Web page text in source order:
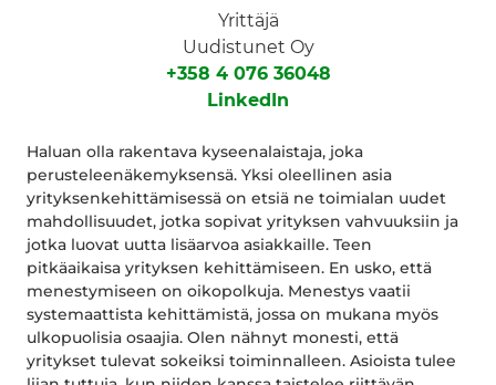
Yrittäjä
Uudistunet Oy
+358 4 076 36048
LinkedIn
Haluan olla rakentava kyseenalaistaja, joka
perusteleenäkemyksensä. Yksi oleellinen asia
yrityksenkehittämisessä on etsiä ne toimialan uudet
mahdollisuudet, jotka sopivat yrityksen vahvuuksiin ja
jotka luovat uutta lisäarvoa asiakkaille. Teen
pitkäaikaisa yrityksen kehittämiseen. En usko, että
menestymiseen on oikopolkuja. Menestys vaatii
systemaattista kehittämistä, jossa on mukana myös
ulkopuolisia osaajia. Olen nähnyt monesti, että
yritykset tulevat sokeiksi toiminnalleen. Asioista tulee